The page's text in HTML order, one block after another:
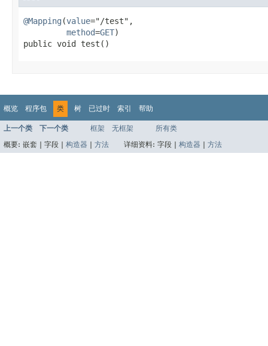
@Mapping (value="/test",
method=GET)
public void test()
概览 程序包 类 树 已过时 索引 帮助
上一个类 下一个类 框架 无框架
所有类
概要: 嵌套 | 字段 | 构造器 方法 详细资料: 字段 | 构造器 方法